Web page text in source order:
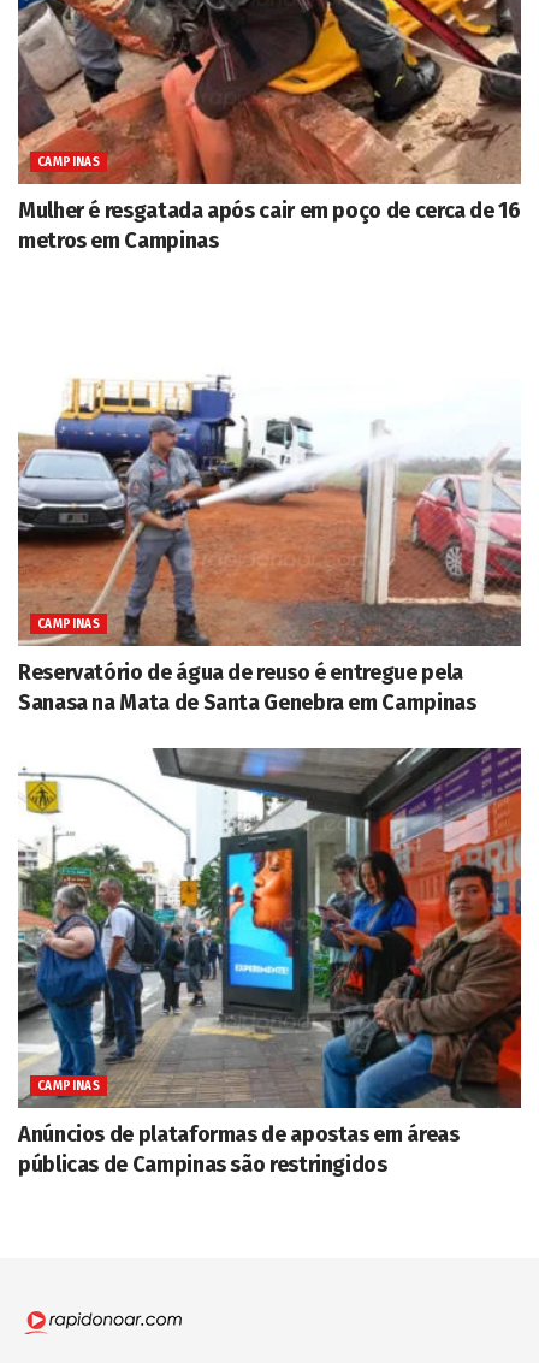
CAMPINAS
Mulher é resgatada após cair em poço de cerca de 16
metros em Campinas
CAMPINAS
Reservatório de água de reuso é entregue pela
Sanasa na Mata de Santa Genebra em Campinas
CAMPINAS
Anúncios de plataformas de apostas em áreas
públicas de Campinas são restringidos